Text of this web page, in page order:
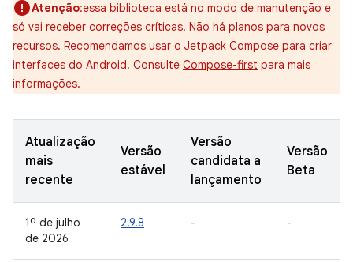
Atenção:essa biblioteca está no modo de manutenção e
só vai receber correções críticas. Não há planos para novos
recursos. Recomendamos usar o Jetpack Compose para criar
interfaces do Android. Consulte Compose-first para mais
informações.
Atualização
mais
recente
Versão
estável
Versão
candidata a
lançamento
Versão
Beta
1º de julho
de 2026
2.9.8 - -